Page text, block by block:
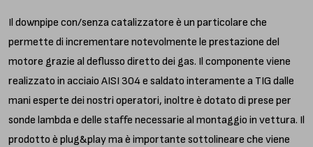
Il downpipe con/senza catalizzatore è un particolare che
permette di incrementare notevolmente le prestazione del
motore grazie al deflusso diretto dei gas. Il componente viene
realizzato in acciaio AISI 304 e saldato interamente a TIG dalle
mani esperte dei nostri operatori, inoltre è dotato di prese per
sonde lambda e delle staffe necessarie al montaggio in vettura. Il
prodotto è plug&play ma è importante sottolineare che viene